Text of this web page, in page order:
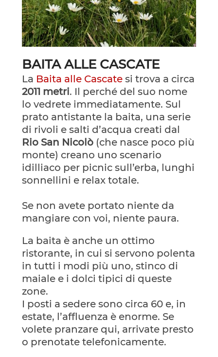
BAITA ALLE CASCATE
La Baita alle Cascatesi trova a circa
2011 metri. Il perché del suo nome
lo vedrete immediatamente. Sul
prato antistante la baita, una serie
di rivoli e salti d’acqua creati dal
Rio San Nicolò(che nasce poco più
monte) creano uno scenario
idilliaco per picnic sull’erba, lunghi
sonnellini e relax totale.
Se non avete portato niente da
mangiare con voi, niente paura.
La baita è anche un ottimo
ristorante, in cui si servono polenta
in tutti i modi più uno, stinco di
maiale e i dolci tipici di queste
zone.
I posti a sedere sono circa 60 e, in
estate, l’affluenza è enorme. Se
volete pranzare qui, arrivate presto
o prenotate telefonicamente.